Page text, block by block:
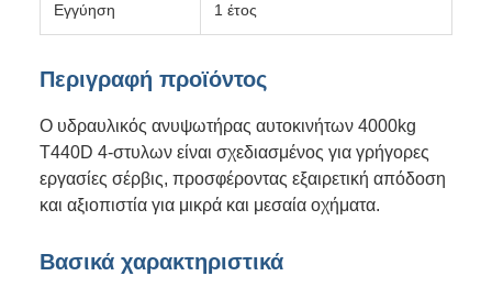
Εγγύηση 1 έτος
Περιγραφή προϊόντος
Ο υδραυλικός ανυψωτήρας αυτοκινήτων 4000kg
T440D 4-στυλων είναι σχεδιασμένος για γρήγορες
εργασίες σέρβις, προσφέροντας εξαιρετική απόδοση
και αξιοπιστία για μικρά και μεσαία οχήματα.
Βασικά χαρακτηριστικά